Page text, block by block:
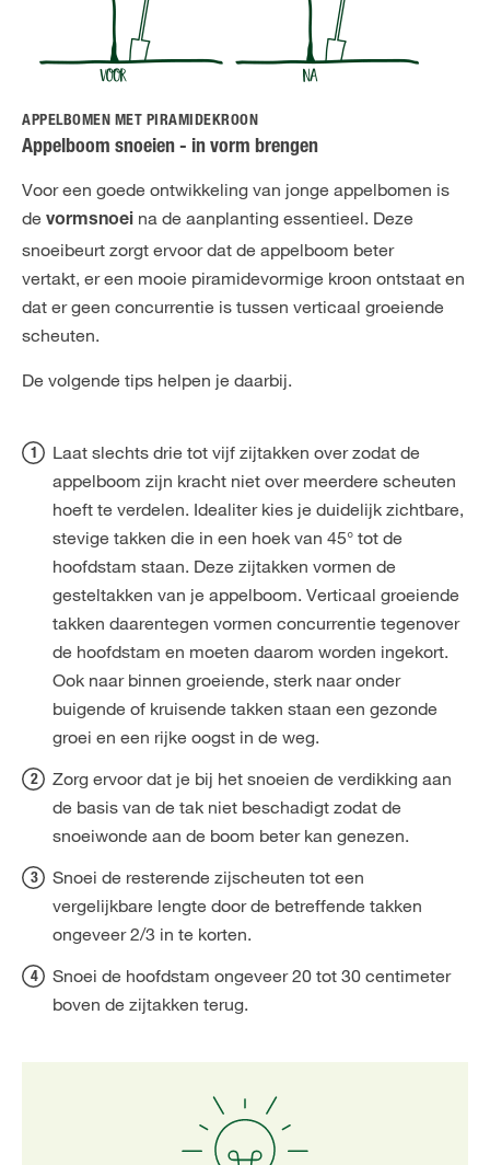
APPELBOMEN MET PIRAMIDEKROON
Appelboom snoeien - in vorm brengen
Voor een goede ontwikkeling van jonge appelbomen is
de vormsnoei na de aanplanting essentieel. Deze
snoeibeurt zorgt ervoor dat de appelboom beter
vertakt, er een mooie piramidevormige kroon ontstaat en
dat er geen concurrentie is tussen verticaal groeiende
scheuten.
De volgende tips helpen je daarbij.
Laat slechts drie tot vijf zijtakken over zodat de
appelboom zijn kracht niet over meerdere scheuten
hoeft te verdelen. Idealiter kies je duidelijk zichtbare,
stevige takken die in een hoek van 45° tot de
hoofdstam staan. Deze zijtakken vormen de
gesteltakken van je appelboom. Verticaal groeiende
takken daarentegen vormen concurrentie tegenover
de hoofdstam en moeten daarom worden ingekort.
Ook naar binnen groeiende, sterk naar onder
buigende of kruisende takken staan een gezonde
groei en een rijke oogst in de weg.
Zorg ervoor dat je bij het snoeien de verdikking aan
de basis van de tak niet beschadigt zodat de
snoeiwonde aan de boom beter kan genezen.
Snoei de resterende zijscheuten tot een
vergelijkbare lengte door de betreffende takken
ongeveer 2/3 in te korten.
Snoei de hoofdstam ongeveer 20 tot 30 centimeter
boven de zijtakken terug.